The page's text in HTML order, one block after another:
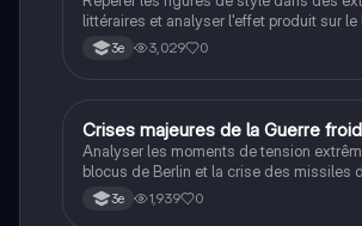
littéraires et analyser l'effet produit sur le
3e 3,029 0
CHistoire
Crises majeures de la Guerre
Analyser les moments de tension
blocus de Berlin et la crise des missiles
3e 1,939 0